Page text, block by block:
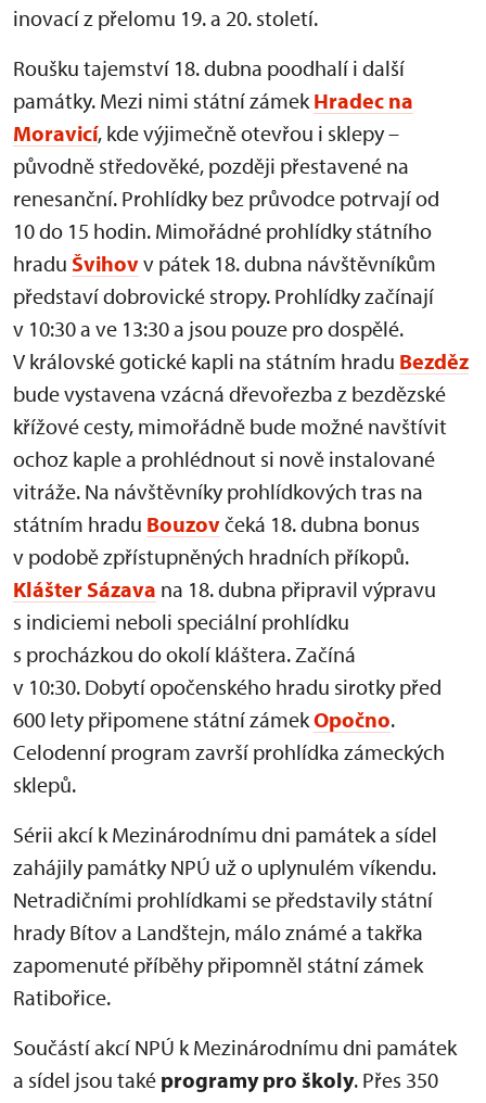
inovací z přelomu 19. a 20. století.
Roušku tajemství 18. dubna poodhalí i další
památky. Mezi nimi státní zámek Hradec na
Moravicí, kde výjimečně otevřou i sklepy –
původně středověké, později přestavené na
renesanční. Prohlídky bez průvodce potrvají od
10 do 15 hodin. Mimořádné prohlídky státního
hradu Švihovv pátek 18. dubna návštěvníkům
představí dobrovické stropy. Prohlídky začínají
v 10:30 a ve 13:30 a jsou pouze pro dospělé.
V královské gotické kapli na státním hradu Bezděz
bude vystavena vzácná dřevořezba z bezdězské
křížové cesty, mimořádně bude možné navštívit
ochoz kaple a prohlédnout si nově instalované
vitráže. Na návštěvníky prohlídkových tras na
státním hradu Bouzovčeká 18. dubna bonus
v podobě zpřístupněných hradních příkopů.
Klášter Sázava na 18. dubna připravil výpravu
s indiciemi neboli speciální prohlídku
s procházkou do okolí kláštera. Začíná
v 10:30. Dobytí opočenského hradu sirotky před
600 lety připomene státní zámekOpočno.
Celodenní program završí prohlídka zámeckých
sklepů.
Sérii akcí k Mezinárodnímu dni památek a sídel
zahájily památky NPÚ už o uplynulém víkendu.
Netradičními prohlídkami se představily státní
hrady Bítov a Landštejn, málo známé a takřka
zapomenuté příběhy připomněl státní zámek
Ratibořice.
Součástí akcí NPÚ k Mezinárodnímu dni památek
a sídel jsou také programy pro školy. Přes 350